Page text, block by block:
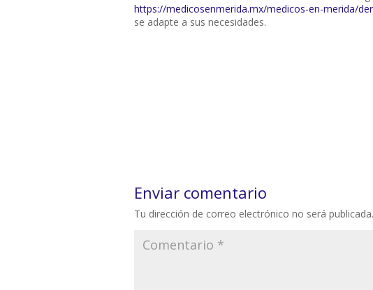
https://medicosenmerida.mx/medicos-en-merida/
se adapte a sus necesidades.
Enviar comentario
Tu dirección de correo electrónico no será publicada.